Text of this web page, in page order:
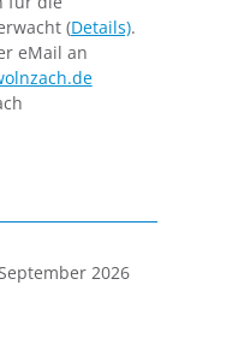
(Details).
eMail an
2026